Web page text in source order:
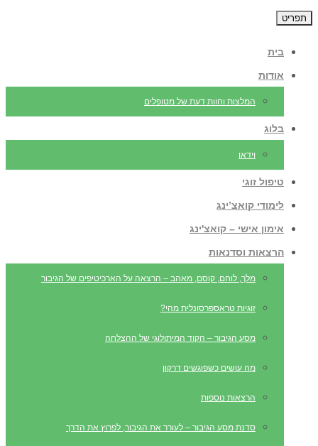
תפריט
בית
אודות
המלצות וחוות דעת של מטופלים
בלוג
וידאו
טיפול זוגי
לימודי קואצ’ינג
אימון אישי – קואצ'ינג
הרצאות וסדנאות
מלך, לוחם, קוסם, מאהב – הרצאה על הארכיטיפים של הגיבור
זוגיות טראספרסונלית מהי?
מסע הגיבור – הקוד המיתולוגי של ההצלחה
מה עושים כשפוגשים דרקון
הרצאות נוספות
סדנת מסע הגיבור – לעורר את הגיבור, לפרוץ את הדרך